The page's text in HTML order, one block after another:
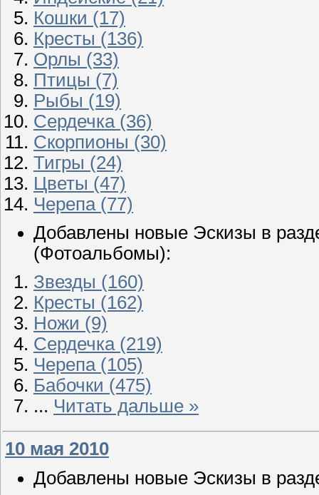
Кошки (17)
Кресты (136)
Орлы (33)
Птицы (7)
Рыбы (19)
Сердечка (36)
Скорпионы (30)
Тигры (24)
Цветы (47)
Черепа (77)
Добавлены новые Эскизы в
(Фотоальбомы):
Звезды (160)
Кресты (162)
Ножи (9)
Сердечка (219)
Черепа (105)
Бабочки (475)
... Читать дальше »
10 мая 2010
Добавлены новые Эскизы в